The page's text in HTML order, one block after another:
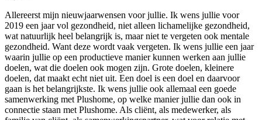
Allereerst mijn nieuwjaarwensen voor jullie. Ik wens jullie voor
2019 een jaar vol gezondheid, niet alleen lichamelijke gezondheid,
wat natuurlijk heel belangrijk is, maar niet te vergeten ook mentale
gezondheid. Want deze wordt vaak vergeten. Ik wens jullie een jaar
waarin jullie op een productieve manier kunnen werken aan jullie
doelen, wat die doelen ook mogen zijn. Grote doelen, kleinere
doelen, dat maakt echt niet uit. Een doel is een doel en daarvoor
gaan is het belangrijkste. Ik wens jullie ook allemaal een goede
samenwerking met Plushome, op welke manier jullie dan ook in
connectie staan met Plushome. Als cliënt, als medewerker, als